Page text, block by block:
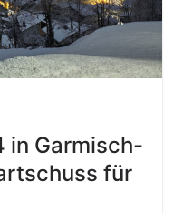
in Garmisch-
für